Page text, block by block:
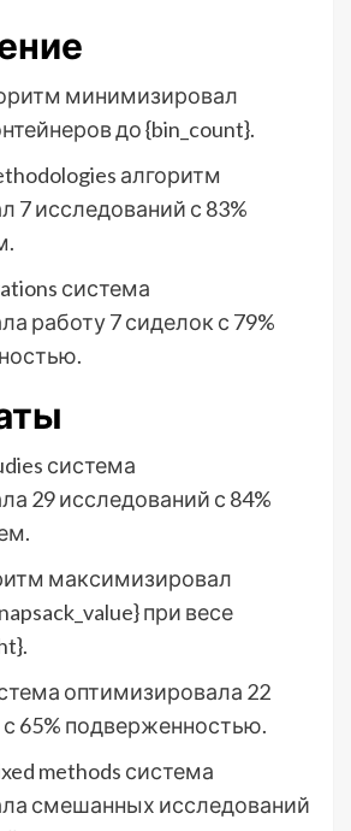
минимизировал
до {bin_count}.
алгоритм
7 исследований с 83%
система
работу 7 сиделок с 79%
система
29 исследований с 84%
максимизировал
при весе
оптимизировала 22
65% подверженностью.
methods система
смешанных исследований